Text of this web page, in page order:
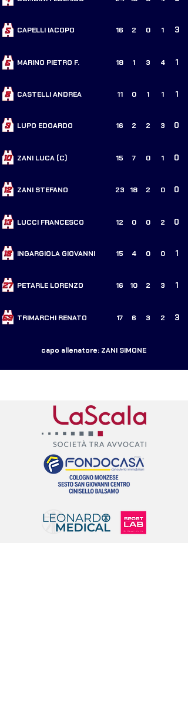
CAPELLI IACOPO
MARINO PIETRO F.
CASTELLI ANDREA
LUPO EDOARDO
ZANI LUCA (C)
ZANI STEFANO
LUCCI FRANCESCO
INGARGIOLA GIOVANNI
PETARLE LORENZO
TRIMARCHI RENATO
16
18
11
16
15
23
12
15
16
17
2
1
0
2
7
18
0
4
10
6
0
3
1
2
0
2
0
0
2
3
1
4
1
3
1
0
2
0
3
2
3
1
1
0
0
0
0
1
1
3
capo allenatore: ZANI SIMONE